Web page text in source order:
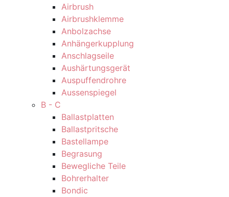
Airbrush
Airbrushklemme
Anbolzachse
Anhängerkupplung
Anschlagseile
Aushärtungsgerät
Auspuffendrohre
Aussenspiegel
B - C
Ballastplatten
Ballastpritsche
Bastellampe
Begrasung
Bewegliche Teile
Bohrerhalter
Bondic